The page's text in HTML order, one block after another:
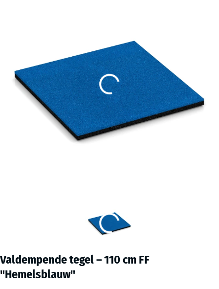
Valdempende tegel – 110 cm FF
"Hemelsblauw"